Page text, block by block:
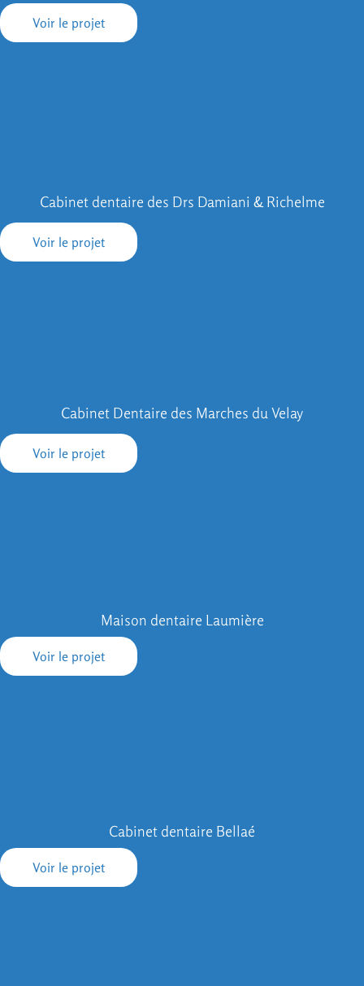
Voir le projet
Cabinet dentaire des Drs Damiani & Richelme
Voir le projet
Cabinet Dentaire des Marches du Velay
Voir le projet
Maison dentaire Laumière
Voir le projet
Cabinet dentaire Bellaé
Voir le projet